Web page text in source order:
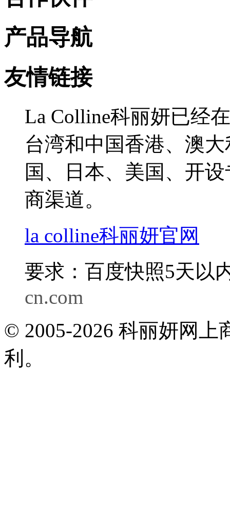
产品导航
友情链接
La Colline科丽妍已经
台湾和中国香港、澳
国、日本、美国、开
商渠道。
la colline科丽妍官网
要求：百度快照5天以
cn.com
© 2005-2026 科丽妍网
利。